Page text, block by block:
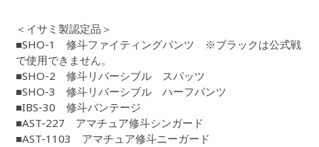
＜イサミ製認定品＞
■SHO-1 修斗ファイティングパンツ ※ブラックは公式戦
で使用できません。
■SHO-2 修斗リバーシブル スパッツ
■SHO-3 修斗リバーシブル ハーフパンツ
■IBS-30 修斗バンテージ
■AST-227 アマチュア修斗シンガード
■AST-1103 アマチュア修斗ニーガード